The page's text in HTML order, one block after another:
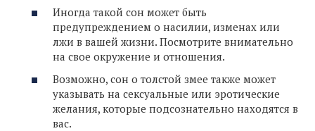
Иногда такой сон может быть
предупреждением о насилии, изменах или
лжи в вашей жизни. Посмотрите внимательно
на свое окружение и отношения.
Возможно, сон о толстой змее также может
указывать на сексуальные или эротические
желания, которые подсознательно находятся в
вас.